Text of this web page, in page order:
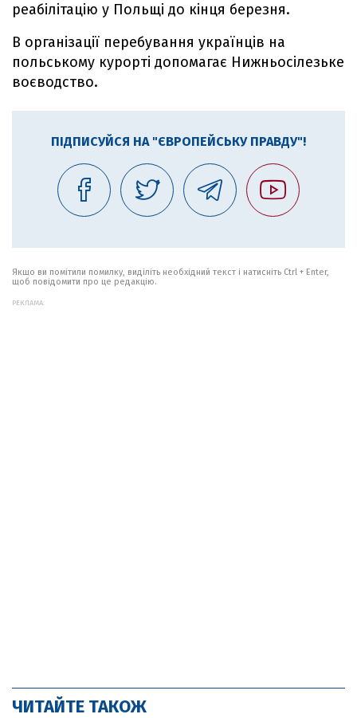
реабілітацію у Польщі до кінця березня.
В організації перебування українців на
польському курорті допомагає Нижньосілезьке
воєводство.
ПІДПИСУЙСЯ НА "ЄВРОПЕЙСЬКУ ПРАВДУ"!
Якщо ви помітили помилку, виділіть необхідний текст і натисніть Ctrl + Enter,
щоб повідомити про це редакцію.
РЕКЛАМА:
ЧИТАЙТЕ ТАКОЖ